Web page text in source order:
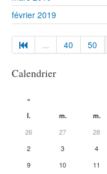
février 2019
... 40 50
Calendrier
«
l.
m. m.
26
27 28
2
3 4
9
10 11